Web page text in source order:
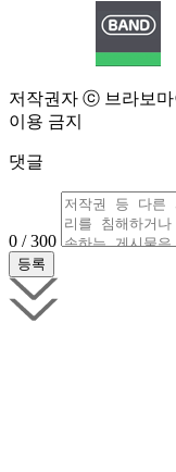
저작권자 ⓒ 브라보
이용 금지
댓글
0 / 300